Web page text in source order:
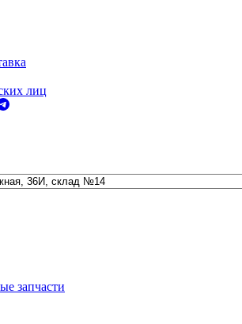
лиц
запчасти